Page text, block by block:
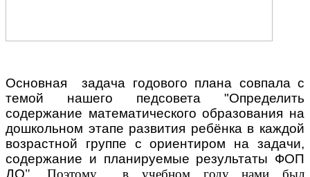
Основная задача годового плана совпала с
темой нашего педсовета "Определить
содержание математического образования на
дошкольном этапе развития ребёнка в каждой
возрастной группе с ориентиром на задачи,
содержание и планируемые результаты ФОП
ДО". Поэтому в учебном году нами был